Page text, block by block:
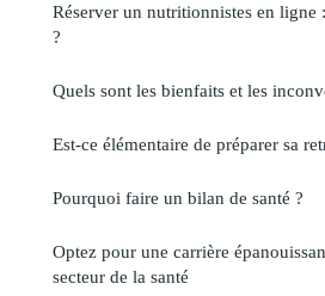
Réserver un nutritionnistes en
?
Quels sont les bienfaits et les
Est-ce élémentaire de préparer sa
Pourquoi faire un bilan de santé ?
Optez pour une carrière
secteur de la santé